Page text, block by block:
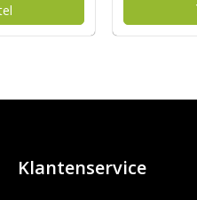
Klantenservice